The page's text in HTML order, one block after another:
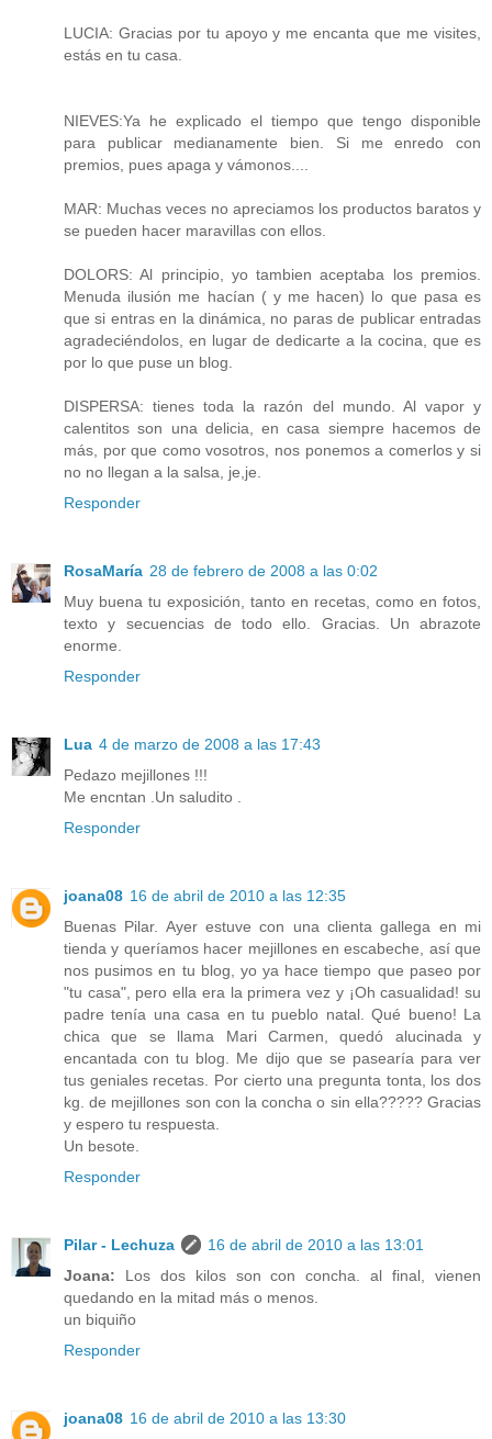
LUCIA: Gracias por tu apoyo y me encanta que me visites,
estás en tu casa.
NIEVES:Ya he explicado el tiempo que tengo disponible
para publicar medianamente bien. Si me enredo con
premios, pues apaga y vámonos....
MAR: Muchas veces no apreciamos los productos baratos y
se pueden hacer maravillas con ellos.
DOLORS: Al principio, yo tambien aceptaba los premios.
Menuda ilusión me hacían ( y me hacen) lo que pasa es
que si entras en la dinámica, no paras de publicar entradas
agradeciéndolos, en lugar de dedicarte a la cocina, que es
por lo que puse un blog.
DISPERSA: tienes toda la razón del mundo. Al vapor y
calentitos son una delicia, en casa siempre hacemos de
más, por que como vosotros, nos ponemos a comerlos y si
no no llegan a la salsa, je,je.
Responder
RosaMaría 28 de febrero de 2008 a las 0:02
Muy buena tu exposición, tanto en recetas, como en fotos,
texto y secuencias de todo ello. Gracias. Un abrazote
enorme.
Responder
Lua 4 de marzo de 2008 a las 17:43
Pedazo mejillones !!!
Me encntan .Un saludito .
Responder
joana08 16 de abril de 2010 a las 12:35
Buenas Pilar. Ayer estuve con una clienta gallega en mi
tienda y queríamos hacer mejillones en escabeche, así que
nos pusimos en tu blog, yo ya hace tiempo que paseo por
"tu casa", pero ella era la primera vez y ¡Oh casualidad! su
padre tenía una casa en tu pueblo natal. Qué bueno! La
chica que se llama Mari Carmen, quedó alucinada y
encantada con tu blog. Me dijo que se pasearía para ver
tus geniales recetas. Por cierto una pregunta tonta, los dos
kg. de mejillones son con la concha o sin ella????? Gracias
y espero tu respuesta.
Un besote.
Responder
Pilar - Lechuza
16 de abril de 2010 a las 13:01
Joana: Los dos kilos son con concha. al final, vienen
quedando en la mitad más o menos.
un biquiño
Responder
joana08 16 de abril de 2010 a las 13:30